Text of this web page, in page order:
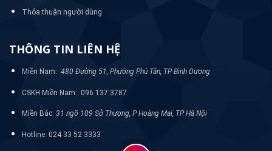
Thỏa thuận người dùng
THÔNG TIN LIÊN HỆ
Miền Nam: 480 Đường 51, Phường Phú Tân, TP Bình Dương
CSKH Miền Nam: 096 137 3787
Miền Bắc: 31 ngõ 109 Sở Thượng, P Hoàng Mai, TP Hà Nội
Hotline: 024 33 52 3333